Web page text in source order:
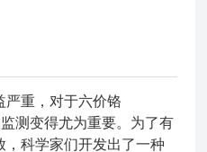
重，对于六价铬
测变得尤为重要。为了有
科学家们开发出了一种